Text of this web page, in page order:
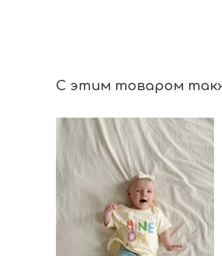
С этим товаром